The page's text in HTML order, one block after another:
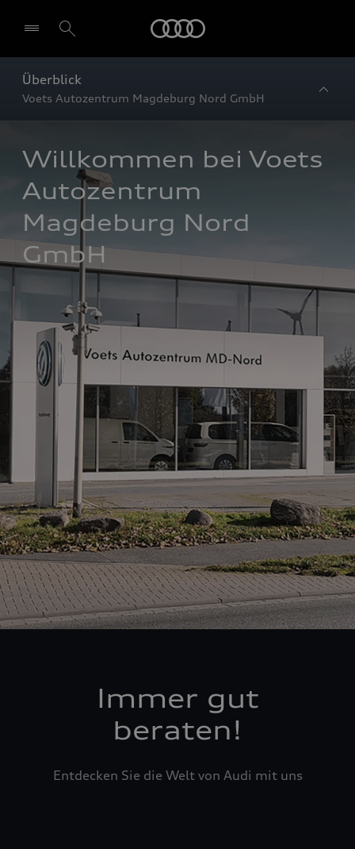
Überblick
Voets Autozentrum Magdeburg Nord GmbH
Willkommen bei Voets
Autozentrum
Magdeburg Nord
GmbH
Immer gut
beraten!
Entdecken Sie die Welt von Audi mit uns